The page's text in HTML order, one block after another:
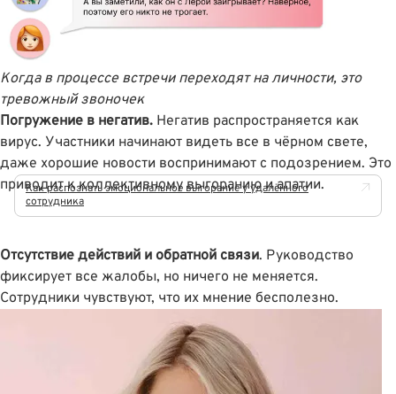
Когда в процессе встречи переходят на личности, это
тревожный звоночек
Погружение в негатив. Негатив распространяется как
вирус. Участники начинают видеть все в чëрном свете,
даже хорошие новости воспринимают с подозрением. Это
приводит к коллективному выгоранию и апатии.
Как распознать эмоциональное выгорание у удалённого
сотрудника
Отсутствие действий и обратной связи. Руководство
фиксирует все жалобы, но ничего не меняется.
Сотрудники чувствуют, что их мнение бесполезно.